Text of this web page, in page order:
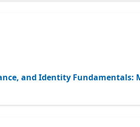
and Identity Fundamentals: